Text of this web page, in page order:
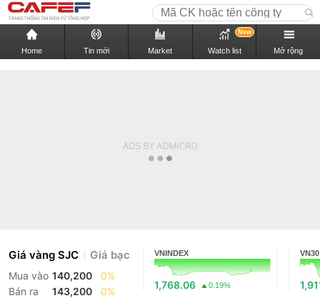
Home Tin mới Market Watch list
New
Mở rộng
Giá vàng SJC Giá bạc
Mua vào 140,200
0%
Bán ra
143,200 0%
VNINDEX
1,768.06 0.19%
VN30